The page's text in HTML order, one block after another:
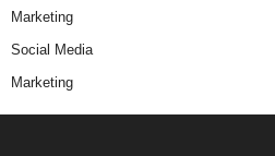
Marketing
Social Media
Marketing